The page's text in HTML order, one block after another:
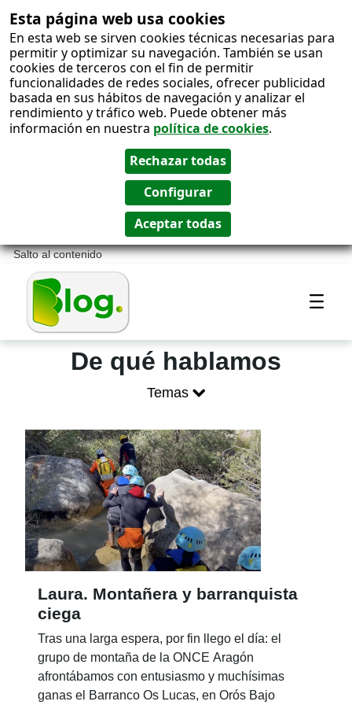
Esta página web usa cookies
En esta web se sirven cookies técnicas necesarias para
permitir y optimizar su navegación. También se usan
cookies de terceros con el fin de permitir
funcionalidades de redes sociales, ofrecer publicidad
basada en sus hábitos de navegación y analizar el
rendimiento y tráfico web. Puede obtener más
información en nuestra política de cookies.
Salto al contenido
Blog ONCE -
Laura. Montañera y barranquista
ciega
Tras una larga espera, por fin llego el día: el
grupo de montaña de la ONCE Aragón
afrontábamos con entusiasmo y muchísimas
ganas el Barranco Os Lucas, en Orós Bajo
De qué hablamos
Temas